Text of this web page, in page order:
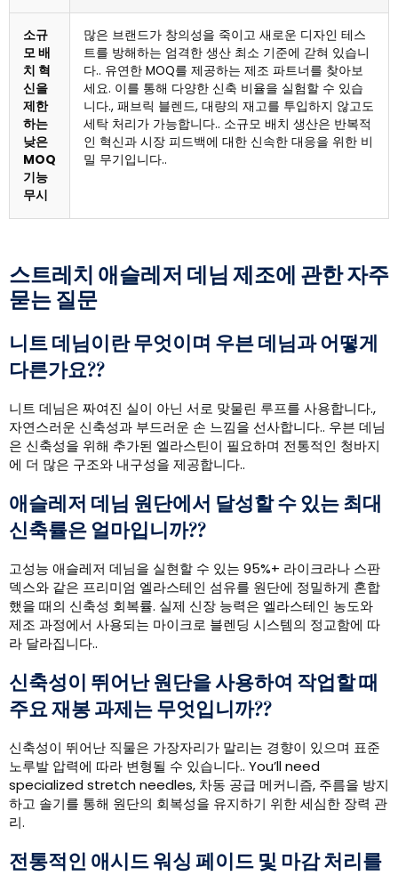
소규
모 배
치 혁
신을
제한
하는
낮은
MOQ
기능
무시
많은 브랜드가 창의성을 죽이고 새로운 디자인 테스
트를 방해하는 엄격한 생산 최소 기준에 갇혀 있습니
다.. 유연한 MOQ를 제공하는 제조 파트너를 찾아보
세요. 이를 통해 다양한 신축 비율을 실험할 수 있습
니다., 패브릭 블렌드, 대량의 재고를 투입하지 않고도
세탁 처리가 가능합니다.. 소규모 배치 생산은 반복적
인 혁신과 시장 피드백에 대한 신속한 대응을 위한 비
밀 무기입니다..
스트레치 애슬레저 데님 제조에 관한 자주
묻는 질문
니트 데님이란 무엇이며 우븐 데님과 어떻게
다른가요??
니트 데님은 짜여진 실이 아닌 서로 맞물린 루프를 사용합니다.,
자연스러운 신축성과 부드러운 손 느낌을 선사합니다.. 우븐 데님
은 신축성을 위해 추가된 엘라스틴이 필요하며 전통적인 청바지
에 더 많은 구조와 내구성을 제공합니다..
애슬레저 데님 원단에서 달성할 수 있는 최대
신축률은 얼마입니까??
고성능 애슬레저 데님을 실현할 수 있는 95%+ 라이크라나 스판
덱스와 같은 프리미엄 엘라스테인 섬유를 원단에 정밀하게 혼합
했을 때의 신축성 회복률. 실제 신장 능력은 엘라스테인 농도와
제조 과정에서 사용되는 마이크로 블렌딩 시스템의 정교함에 따
라 달라집니다..
신축성이 뛰어난 원단을 사용하여 작업할 때
주요 재봉 과제는 무엇입니까??
신축성이 뛰어난 직물은 가장자리가 말리는 경향이 있으며 표준
노루발 압력에 따라 변형될 수 있습니다.. You’ll need
specialized stretch needles, 차동 공급 메커니즘, 주름을 방지
하고 솔기를 통해 원단의 회복성을 유지하기 위한 세심한 장력 관
리.
전통적인 애시드 워싱 페이드 및 마감 처리를